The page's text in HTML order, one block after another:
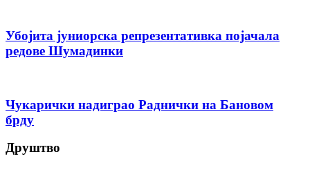
Убојита јуниорска репрезентативка појачала
редове Шумадинки
Чукарички надиграо Раднички на Бановом
брду
Друштво